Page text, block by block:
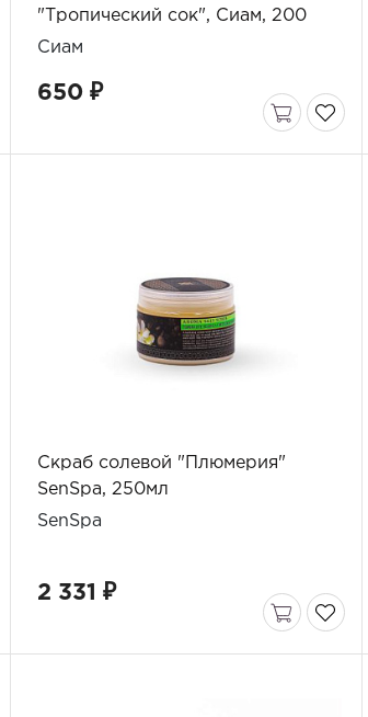
"Тропический сок", Сиам, 200
мл
Сиам
650 ₽
Скраб солевой "Плюмерия"
SenSpa, 250мл
SenSpa
2 331 ₽